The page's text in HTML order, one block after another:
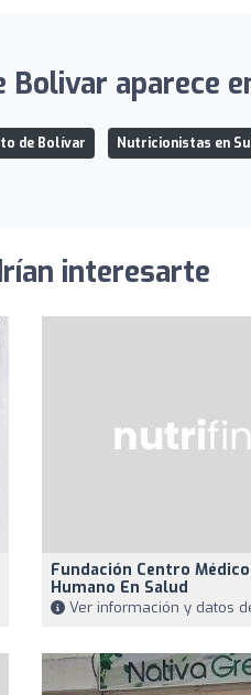
Bolivar aparece
de Bolívar Nutricionistas en
interesarte
Fundación Centro
Humano En Salud
Ver información y datos